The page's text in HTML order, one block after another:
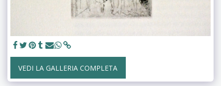
VEDI LA GALLERIA COMPLETA